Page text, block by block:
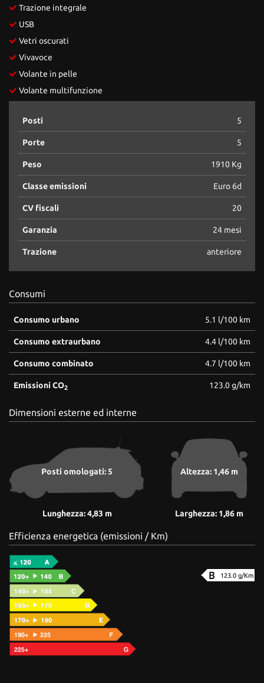
Trazione integrale
USB
Vetri oscurati
Vivavoce
Volante in pelle
Volante multifunzione
Posti 5
Porte 5
Peso 1910 Kg
Classe emissioni Euro 6d
CV fiscali 20
Garanzia 24 mesi
Trazione anteriore
Consumi
Consumo urbano 5.1 l/100 km
Consumo extraurbano 4.4 l/100 km
Consumo combinato 4.7 l/100 km
Emissioni CO2 123.0 g/km
Dimensioni esterne ed interne
Posti omologati: 5
Lunghezza: 4,83 m
Altezza: 1,46 m
Larghezza: 1,86 m
Efficienza energetica (emissioni / Km)
123.0 g/Km